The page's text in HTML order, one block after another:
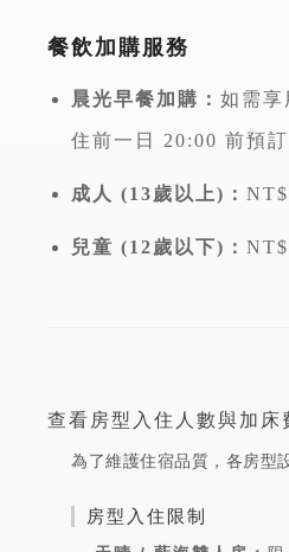
餐飲加購服務
晨光早餐加購： 如需享
住前一日 20:00 前預訂
成人 (13歲以上)：
兒童 (12歲以下)：
查看房型入住人數與加床
為了維護住宿品質，各房型
房型入住限制